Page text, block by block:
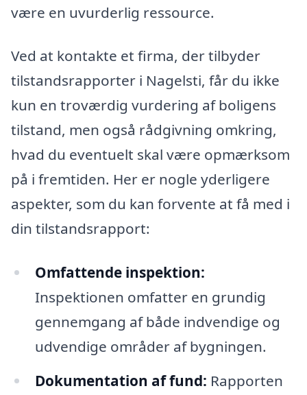
være en uvurderlig ressource.
Ved at kontakte et firma, der tilbyder
tilstandsrapporter i Nagelsti, får du ikke
kun en troværdig vurdering af boligens
tilstand, men også rådgivning omkring,
hvad du eventuelt skal være opmærksom
på i fremtiden. Her er nogle yderligere
aspekter, som du kan forvente at få med i
din tilstandsrapport:
Omfattende inspektion:
Inspektionen omfatter en grundig
gennemgang af både indvendige og
udvendige områder af bygningen.
Dokumentation af fund: Rapporten